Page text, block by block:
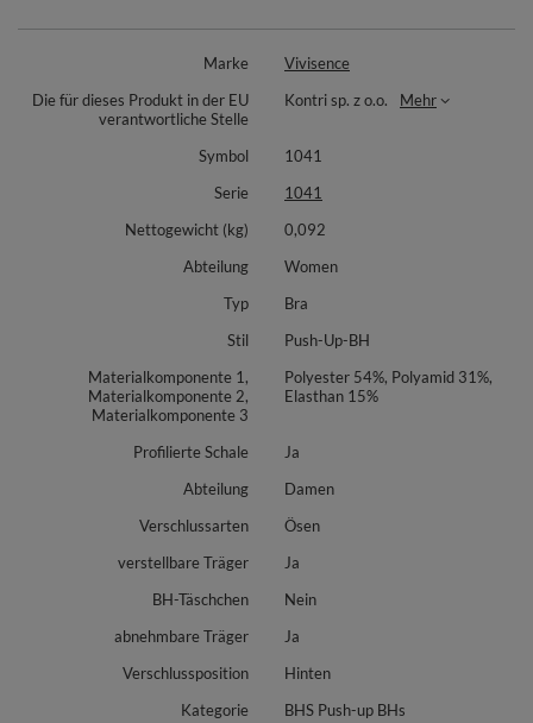
individuelle Anpassung. Hinten praktischer Hakenverschluss mit
Steg sind je nach Variante glatt oder mit zarter Spitze überzogen, sodass
bietet.
Zusammensetzung je nach Variante: Beige, Schwarz, Beige-Schwarz,
47% Polyester, 25% Polyamid, 20% Nylon, 8% Elasthan.
Marke
Vivisence
Die für dieses Produkt in der EU
verantwortliche Stelle
Kontri sp. z o.o. Mehr
Symbol
1041
Serie
1041
Nettogewicht (kg)
0,092
Abteilung
Women
Typ
Bra
Stil
Push-Up-BH
Materialkomponente 1,
Materialkomponente 2,
Materialkomponente 3
Polyester 54%, Polyamid 31%,
Elasthan 15%
Profilierte Schale
Ja
Abteilung
Damen
Verschlussarten
Ösen
verstellbare Träger
Ja
BH-Täschchen
Nein
abnehmbare Träger
Ja
Verschlussposition
Hinten
Kategorie
BHS Push-up BHs